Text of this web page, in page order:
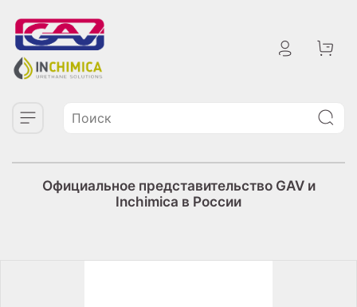
Официальное представительство GAV и
Inchimica в России